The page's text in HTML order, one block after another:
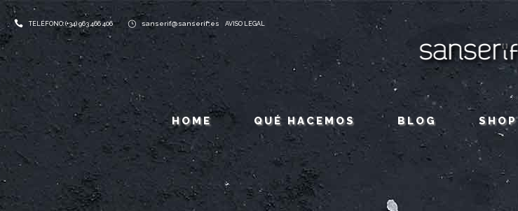
TELÉFONO: (+34) 963 466 406 sanserif@sanserif.es AVISO LEGAL
HOME QUÉ HACEMOS BLOG SHOP